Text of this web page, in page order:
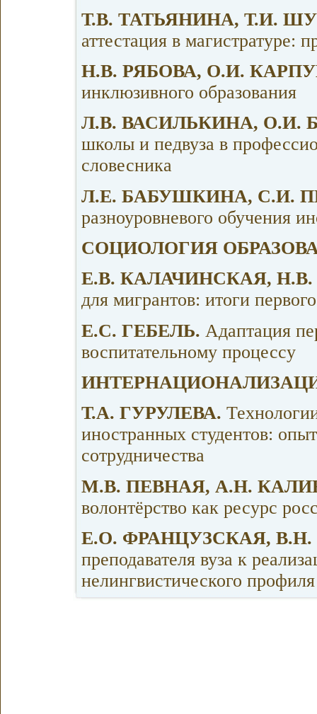
Т.В. ТАТЬЯНИНА, Т.И.
аттестация в магистратуре:
Н.В. РЯБОВА, О.И.
инклюзивного образования
Л.В. ВАСИЛЬКИНА, О.И.
школы и педвуза в
словесника
Л.Е. БАБУШКИНА, С.И.
разноуровневого обучения
СОЦИОЛОГИЯ
Е.В. КАЛАЧИНСКАЯ,
для мигрантов: итоги
Е.С. ГЕБЕЛЬ. Адаптация
воспитательному процессу
Т.А. ГУРУЛЕВА.
иностранных студентов:
сотрудничества
М.В. ПЕВНАЯ, А.Н.
волонтёрство как ресурс
Е.О. ФРАНЦУЗСКАЯ,
преподавателя вуза к
нелингвистического